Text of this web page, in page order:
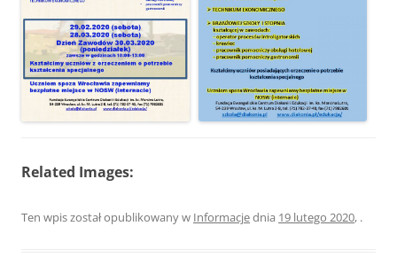
Related Images:
Ten wpis został opublikowany w Informacjednia 19 lutego 2020, .